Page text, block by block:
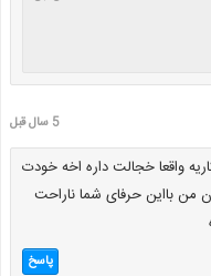
5 سال قبل
واقعا خجالت داره اخه خودت
من بااین حرفای شما ناراحت
پاسخ